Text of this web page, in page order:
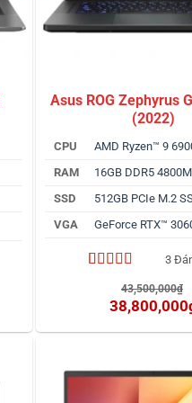
Asus ROG Zephyrus
(2022)
CPU
AMD Ryzen™ 9
RAM
16GB DDR5
SSD
512GB PCIe M.2
VGA
GeForce RTX™
dựa trên
đánh giá
3
43,500,000₫
38,800,000
hiện